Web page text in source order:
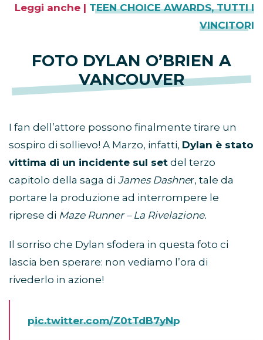
Leggi anche | TEEN CHOICE AWARDS, TUTTI I
VINCITORI
FOTO DYLAN O’BRIEN A
VANCOUVER
I fan dell’attore possono finalmente tirare un
sospiro di sollievo! A Marzo, infatti, Dylan è stato
vittima di un incidente sul set del terzo
capitolo della saga di James Dashner, tale da
portare la produzione ad interrompere le
riprese di Maze Runner – La Rivelazione.
Il sorriso che Dylan sfodera in questa foto ci
lascia ben sperare: non vediamo l’ora di
rivederlo in azione!
pic.twitter.com/Z0tTdB7yNp